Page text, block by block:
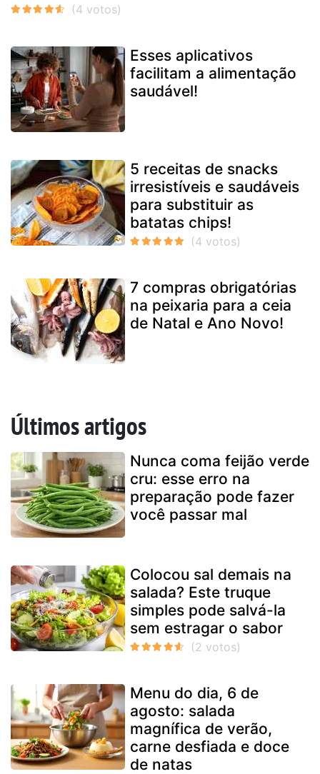
Esses aplicativos
facilitam a alimentação
saudável!
5 receitas de snacks
irresistíveis e saudáveis
para substituir as
batatas chips!
7 compras obrigatórias
na peixaria para a ceia
de Natal e Ano Novo!
Últimos artigos
Nunca coma feijão verde
cru: esse erro na
preparação pode fazer
você passar mal
Colocou sal demais na
salada? Este truque
simples pode salvá-la
sem estragar o sabor
Menu do dia, 6 de
agosto: salada
magnífica de verão,
carne desfiada e doce
de natas